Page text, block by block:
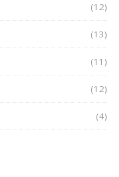
(12)
(13)
(11)
(12)
(4)